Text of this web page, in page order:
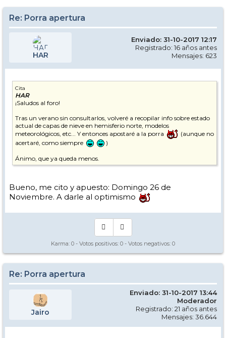
Re: Porra apertura
HAR
Enviado: 31-10-2017 12:17
Registrado: 16 años antes
Mensajes: 623
Cita
HAR
¡Saludos al foro!
Tras un verano sin consultarlos, volveré a recopilar info sobre estado
actual de capas de nieve en hemisferio norte, modelos
meteorológicos, etc... Y entonces apostaré a la porra
(aunque no
acertaré, como siempre
)
Ánimo, que ya queda menos.
Bueno, me cito y apuesto: Domingo 26 de
Noviembre. A darle al optimismo
Karma: 0 - Votos positivos: 0 - Votos negativos: 0
Re: Porra apertura
Jairo
Enviado: 31-10-2017 13:44
Moderador
Registrado: 21 años antes
Mensajes: 36.644